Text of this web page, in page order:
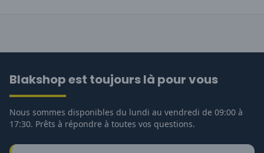
Blakshop est toujours là pour vous
Nous sommes disponibles du lundi au vendredi de 09:00 à
17:30. Prêts à répondre à toutes vos questions.